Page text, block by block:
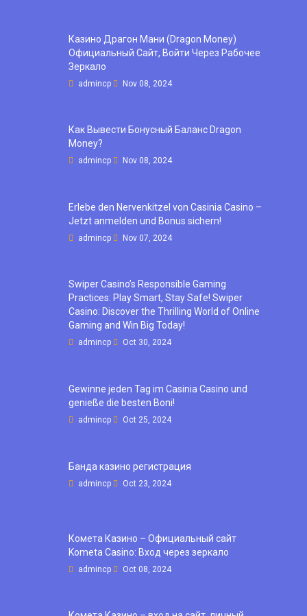
Казино Драгон Мани (Dragon Money)
Официальный Сайт, Войти Через Рабочее
Зеркало
admincp Nov 08, 2024
Как Вывести Бонусный Баланс Dragon
Money?
admincp Nov 08, 2024
Erlebe den Nervenkitzel von Casinia Casino –
Jetzt anmelden und Bonus sichern!
admincp Nov 07, 2024
Swiper Casino’s Responsible Gaming
Practices: Play Smart, Stay Safe! Swiper
Casino: Discover the Thrilling World of Online
Gaming and Win Big Today!
admincp Oct 30, 2024
Gewinne jeden Tag im Casinia Casino und
genieße die besten Boni!
admincp Oct 25, 2024
Банда казино регистрация
admincp Oct 23, 2024
Комета Казино – Официальный сайт
Kometa Casino: Вход через зеркало
admincp Oct 08, 2024